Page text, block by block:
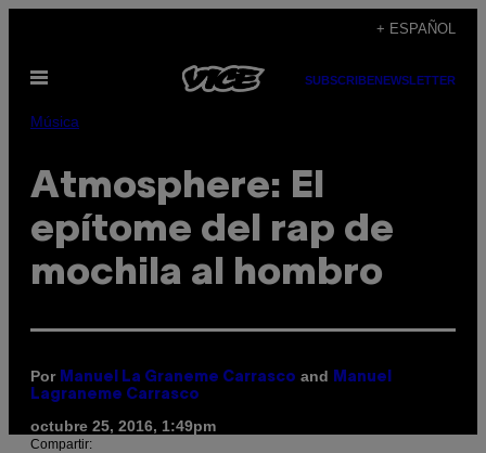
contenido
+ ESPAÑOL
Abrir
SUBSCRIBENEWSLETTER
Música
Atmosphere: El
epítome del rap de
mochila al hombro
Por Manuel La Graneme Carrasco and
Manuel
Lagraneme Carrasco
octubre 25, 2016, 1:49pm
Compartir: